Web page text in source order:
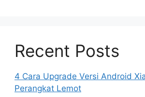
Recent Posts
4 Cara Upgrade Versi Android
Perangkat Lemot